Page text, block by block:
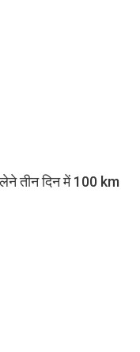
लेने तीन दिन में 100 km